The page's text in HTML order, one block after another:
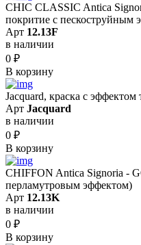
CHIC CLASSIC Antica
покритие с пескоструйным
Арт 12.13F
в наличии
0 ₽
В корзину
Jacquard, краска с
Арт Jacquard
в наличии
0 ₽
В корзину
CHIFFON Antica Signoria -
перламутровым эффектом)
Арт 12.13K
в наличии
0 ₽
В корзину